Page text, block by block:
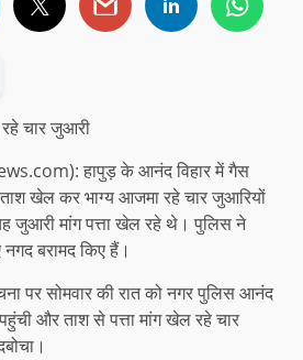
चार जुआरी
हापुड़ के आनंद विहार में गैस
खेल कर भाग्य आजमा रहे चार जुआरियों
जुआरी मांग पत्ता खेल रहे थे। पुलिस ने
बरामद किए हैं।
पर सोमवार की रात को नगर पुलिस आनंद
और ताश से पत्ता मांग खेल रहे चार